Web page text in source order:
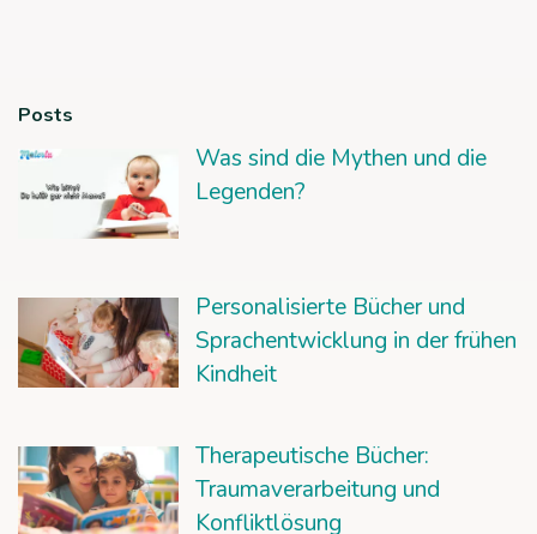
Posts
Was sind die Mythen und die
Legenden?
Personalisierte Bücher und
Sprachentwicklung in der frühen
Kindheit
Therapeutische Bücher:
Traumaverarbeitung und
Konfliktlösung